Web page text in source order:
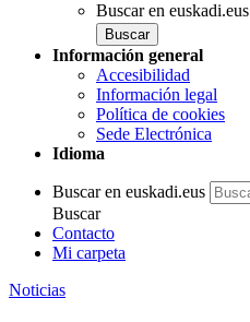
Buscar en euskadi.eus
Información general
Accesibilidad
Información legal
Política de cookies
Sede Electrónica
Idioma
Buscar en euskadi.eus
Buscar
Contacto
Mi carpeta
Noticias